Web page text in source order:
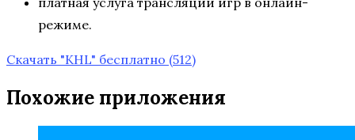
режиме.
Скачать "KHL" бесплатно (512)
Похожие приложения